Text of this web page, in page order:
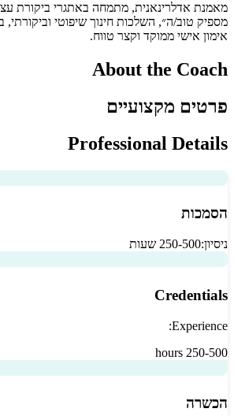
מאמנת אדלרינאנית, מתמחה באתגרי ביקורת
מספיק טוב/ה״, השלכות חינוך שיפוטי וביקורתי,
אימון אישי ממוקד וקצר טווח.
About the Coach
פרטים מקצועיים
Professional Details
הסמכות
ניסיון:250-500 שעות
Credentials
Experience:
250-500 hours
הכשרה